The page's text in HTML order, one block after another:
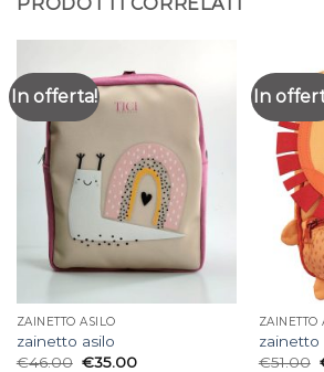
PRODOTTI CORRELATI
In offerta!
ZAINETTO ASILO
zainetto asilo
€46.00 €35.00
In
ZAINETTO
zainetto
€51.00